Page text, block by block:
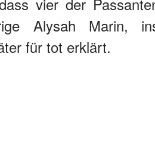
Alysah Marin,
für tot erklärt.